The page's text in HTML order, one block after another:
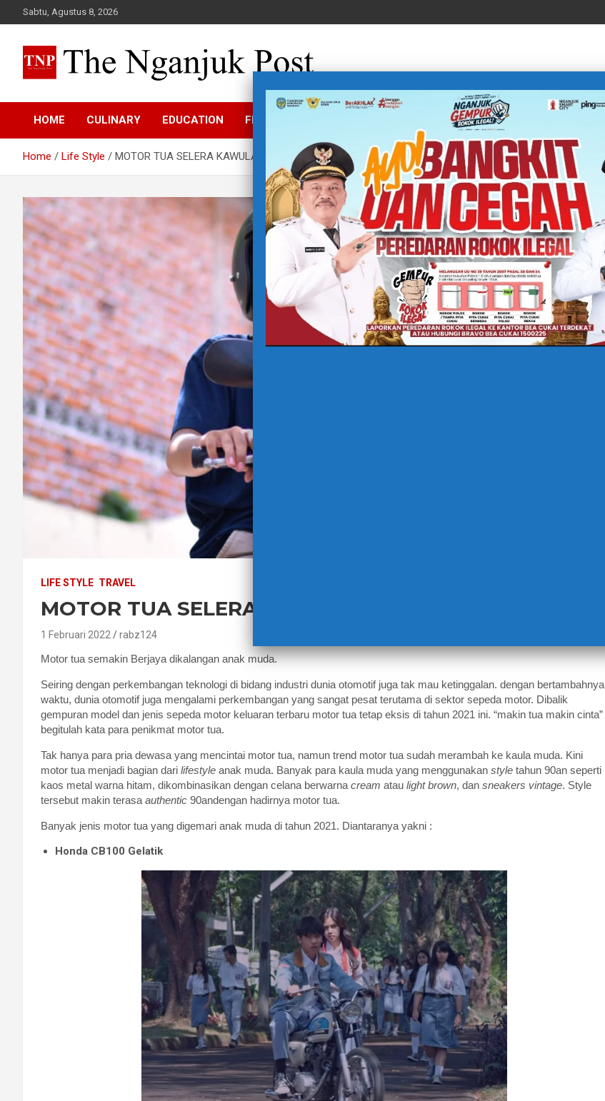
to
Sabtu, Agustus 8, 2026
The Nganjuk Post
HOME CULINARY EDUCATION FEATURE TECHNOLOGY
Home Life Style MOTOR TUA SELERA KAWULA MUDA
LIFE STYLE TRAVEL
MOTOR TUA SELERA KAWULA MUDA
1 Februari 2022 rabz124
Motor tua semakin Berjaya dikalangan anak muda.
Seiring dengan perkembangan teknologi di bidang industri dunia otomotif juga tak mau ketinggalan. dengan bertambahnya
waktu, dunia otomotif juga mengalami perkembangan yang sangat pesat terutama di sektor sepeda motor. Dibalik
gempuran model dan jenis sepeda motor keluaran terbaru motor tua tetap eksis di tahun 2021 ini. “makin tua makin cinta”
begitulah kata para penikmat motor tua.
Tak hanya para pria dewasa yang mencintai motor tua, namun trend motor tua sudah merambah ke kaula muda. Kini
motor tua menjadi bagian dari lifestyle anak muda. Banyak para kaula muda yang menggunakan style tahun 90an seperti
kaos metal warna hitam, dikombinasikan dengan celana berwarna cream atau light brown, dan sneakers vintage. Style
tersebut makin terasa authentic 90andengan hadirnya motor tua.
Banyak jenis motor tua yang digemari anak muda di tahun 2021. Diantaranya yakni :
Honda CB100 Gelatik